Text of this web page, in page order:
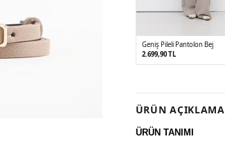
Geniş Pileli Pantolon Bej
2.699,90 TL
ÜRÜN
ÜRÜN TANIMI